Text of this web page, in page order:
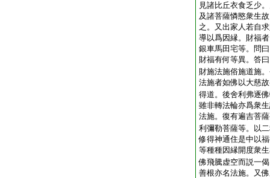
見諸比丘衣食乏少
及諸菩薩憐愍衆生
之。又出家人若自
導以爲因縁。財福
銀車馬田宅等。問
財福有何等異。答
財施法施俗施道施
法施者如佛以大慈
得道。後舍利弗逐
雖非轉法輪亦爲衆
法施。復有遍吉菩
利彌勒菩薩等。以
修得神通住是中以
等種種因縁開度衆
佛飛騰虚空而説一
善根亦名法施。又